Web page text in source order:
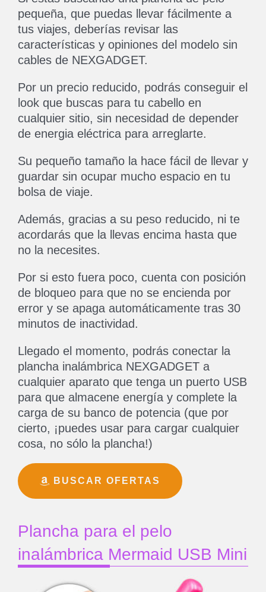
pequeña, que puedas llevar fácilmente a
tus viajes, deberías revisar las
características y opiniones del modelo sin
cables de NEXGADGET.
Por un precio reducido, podrás conseguir el
look que buscas para tu cabello en
cualquier sitio, sin necesidad de depender
de energia eléctrica para arreglarte.
Su pequeño tamaño la hace fácil de llevar y
guardar sin ocupar mucho espacio en tu
bolsa de viaje.
Además, gracias a su peso reducido, ni te
acordarás que la llevas encima hasta que
no la necesites.
Por si esto fuera poco, cuenta con posición
de bloqueo para que no se encienda por
error y se apaga automáticamente tras 30
minutos de inactividad.
Llegado el momento, podrás conectar la
plancha inalámbrica NEXGADGET a
cualquier aparato que tenga un puerto USB
para que almacene energía y complete la
carga de su banco de potencia (que por
cierto, ¡puedes usar para cargar cualquier
cosa, no sólo la plancha!)
BUSCAR OFERTAS
Plancha para el pelo
inalámbrica Mermaid USB Mini